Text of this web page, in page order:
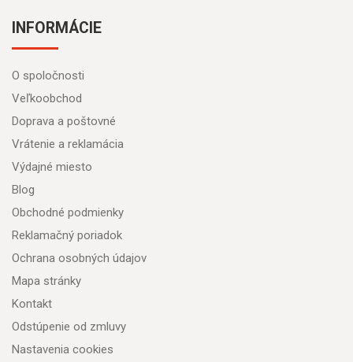
INFORMÁCIE
O spoločnosti
Veľkoobchod
Doprava a poštovné
Vrátenie a reklamácia
Výdajné miesto
Blog
Obchodné podmienky
Reklamačný poriadok
Ochrana osobných údajov
Mapa stránky
Kontakt
Odstúpenie od zmluvy
Nastavenia cookies